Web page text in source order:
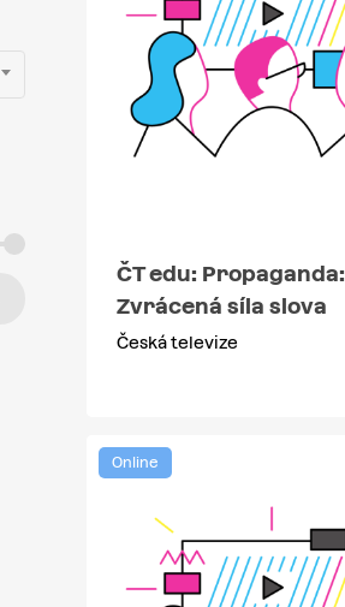
ČT edu: Propaganda:
Zvrácená síla slova
Česká televize
Online